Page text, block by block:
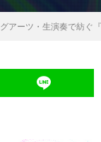
アーツ・生演奏で紡ぐ